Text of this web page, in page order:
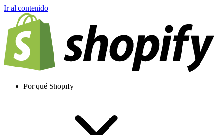
Ir al contenido
Por qué Shopify